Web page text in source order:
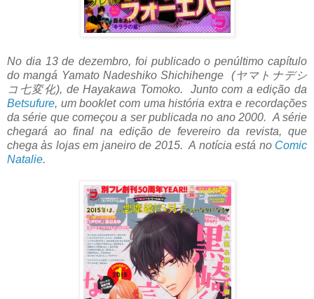
No dia 13 de dezembro, foi publicado o penúltimo capítulo
do mangá Yamato Nadeshiko Shichihenge (ヤマトナデシ
コ七変化), de Hayakawa Tomoko. Junto com a edição da
Betsufure, um booklet com uma história extra e recordações
da série que começou a ser publicada no ano 2000. A série
chegará ao final na edição de fevereiro da revista, que
chega às lojas em janeiro de 2015. A notícia está no Comic
Natalie.